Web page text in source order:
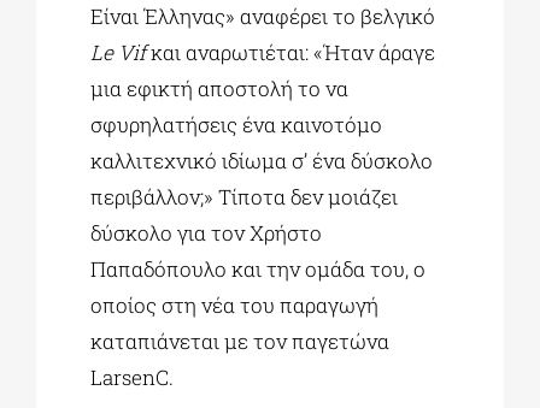
Είναι Έλληνας» αναφέρει το βελγικό
Le Vifκαι αναρωτιέται: «Ήταν άραγε
μια εφικτή αποστολή το να
σφυρηλατήσεις ένα καινοτόμο
καλλιτεχνικό ιδίωμα σ’ ένα δύσκολο
περιβάλλον;» Τίποτα δεν μοιάζει
δύσκολο για τον Χρήστο
Παπαδόπουλο και την ομάδα του, ο
οποίος στη νέα του παραγωγή
καταπιάνεται με τον παγετώνα
LarsenC.